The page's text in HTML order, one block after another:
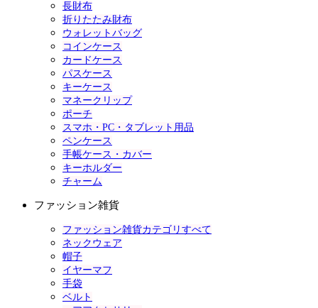
長財布
折りたたみ財布
ウォレットバッグ
コインケース
カードケース
パスケース
キーケース
マネークリップ
ポーチ
スマホ・PC・タブレット用品
ペンケース
手帳ケース・カバー
キーホルダー
チャーム
ファッション雑貨
ファッション雑貨カテゴリすべて
ネックウェア
帽子
イヤーマフ
手袋
ベルト